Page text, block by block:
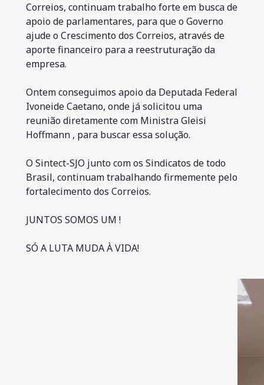
Correios, continuam trabalho forte em busca de
apoio de parlamentares, para que o Governo
ajude o Crescimento dos Correios, através de
aporte financeiro para a reestruturação da
empresa.
Ontem conseguimos apoio da Deputada Federal
Ivoneide Caetano, onde já solicitou uma
reunião diretamente com Ministra Gleisi
Hoffmann , para buscar essa solução.
O Sintect-SJO junto com os Sindicatos de todo
Brasil, continuam trabalhando firmemente pelo
fortalecimento dos Correios.
JUNTOS SOMOS UM !
SÓ A LUTA MUDA À VIDA!